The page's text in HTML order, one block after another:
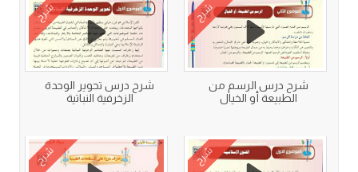
شرح
شرح درس الرسم من
الطبيعة أو الخيال
شرح
شرح درس تحوير الوحدة
الزخرفية النباتية
شرح شرح